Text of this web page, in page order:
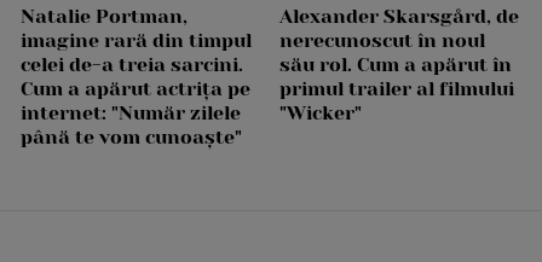
Natalie Portman,
imagine rară din timpul
celei de-a treia sarcini.
Cum a apărut actrița pe
internet: "Număr zilele
până te vom cunoaște"
Alexander Skarsgård, de
nerecunoscut în noul
său rol. Cum a apărut în
primul trailer al filmului
"Wicker"